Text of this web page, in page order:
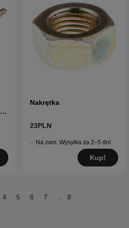
Nakrętka
23PLN
Na zam. Wysyłka za 2–5 dni
Kup!
4 5 6 7 8